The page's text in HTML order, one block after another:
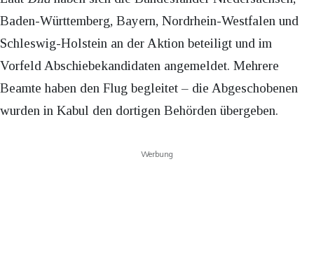
Baden-Württemberg, Bayern, Nordrhein-Westfalen und
Schleswig-Holstein an der Aktion beteiligt und im
Vorfeld Abschiebekandidaten angemeldet. Mehrere
Beamte haben den Flug begleitet – die Abgeschobenen
wurden in Kabul den dortigen Behörden übergeben.
Werbung